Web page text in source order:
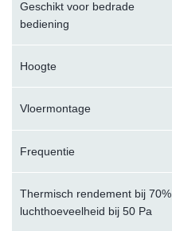
Geschikt voor bedrade
bediening
Hoogte
Vloermontage
Frequentie
Thermisch rendement bij 70%
luchthoeveelheid bij 50 Pa